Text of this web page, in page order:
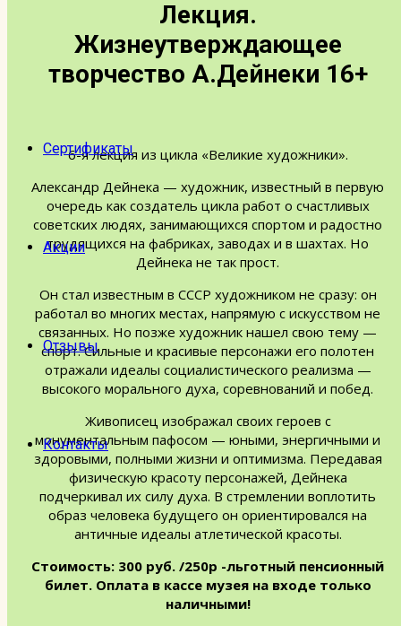
Расписание
Экскурсии под заказ
Сертификаты
Акции
Отзывы
Контакты
Лекция.
Жизнеутверждающее
творчество А.Дейнеки 16+
6-я лекция из цикла «Великие художники».
Александр Дейнека — художник, известный в первую
очередь как создатель цикла работ о счастливых
советских людях, занимающихся спортом и радостно
трудящихся на фабриках, заводах и в шахтах. Но
Дейнека не так прост.
Он стал известным в СССР художником не сразу: он
работал во многих местах, напрямую с искусством не
связанных. Но позже художник нашел свою тему —
спорт. Сильные и красивые персонажи его полотен
отражали идеалы социалистического реализма —
высокого морального духа, соревнований и побед.
Живописец изображал своих героев с
монументальным пафосом — юными, энергичными и
здоровыми, полными жизни и оптимизма. Передавая
физическую красоту персонажей, Дейнека
подчеркивал их силу духа. В стремлении воплотить
образ человека будущего он ориентировался на
античные идеалы атлетической красоты.
Стоимость: 300 руб. /250р -льготный пенсионный
билет. Оплата в кассе музея на входе только
наличными!